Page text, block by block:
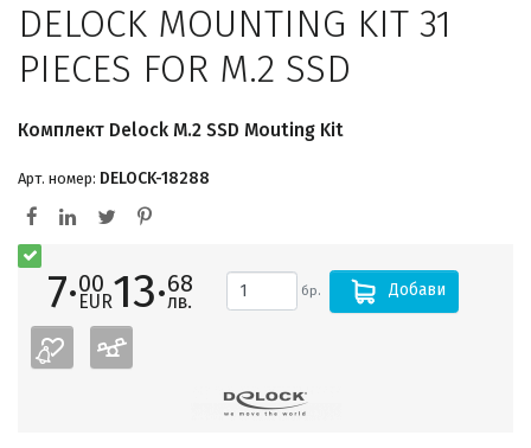
DELOCK MOUNTING KIT 31
PIECES FOR M.2 SSD
Комплект Delock M.2 SSD Mouting Kit
Арт. номер: DELOCK-18288
7·00
EUR13·68
лв. бр. Добави